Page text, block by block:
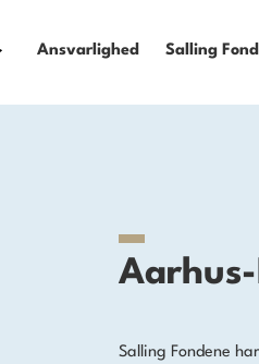
Ansvarlighed Salling
Salling Fondene